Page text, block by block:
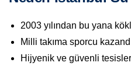
2003 yılından bu yana
Milli takıma sporcu
Hijyenik ve güvenli tesisler